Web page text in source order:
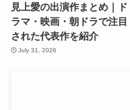
見上愛の出演作まとめ｜ド
ラマ・映画・朝ドラで注目
された代表作を紹介
July 31, 2026